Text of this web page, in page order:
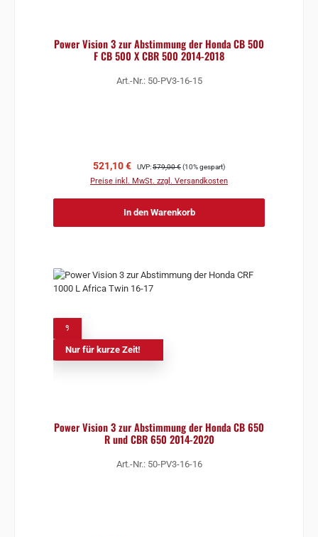
Power Vision 3 zur Abstimmung der Honda CB 500
F CB 500 X CBR 500 2014-2018
Art.-Nr.: 50-PV3-16-15
Verkaufspreis:
521,10 € Regulärer Preis:
UVP:579,00 €(10% gespart)
Preise inkl. MwSt. zzgl. Versandkosten
In den Warenkorb
Nur für kurze Zeit!
Power Vision 3 zur Abstimmung der Honda CB 650
R und CBR 650 2014-2020
Art.-Nr.: 50-PV3-16-16